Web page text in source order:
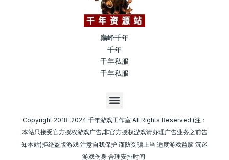
巅峰千年
千年
千年私服
千年私服
M
e
n
u
Copyright 2018-2024 千年游戏工作室 All Rights Reserved (注：
本站只接受官方授权游戏广告,非官方授权游戏请办理广告业务之前告
知本站)拒绝盗版游戏 注意自我保护 谨防受骗上当 适度游戏益脑 沉迷
游戏伤身 合理安排时间